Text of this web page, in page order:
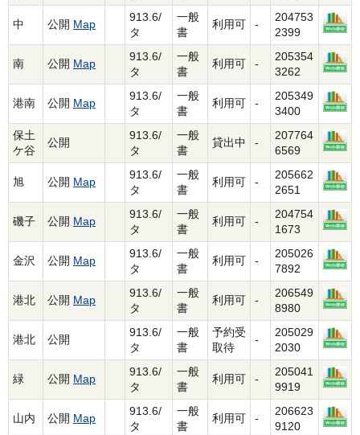
中 公開 Map
913.6/
タ
一般
書
利用可 -
204753
2399
南 公開 Map
913.6/
タ
一般
書
利用可 -
205354
3262
港南 公開 Map
913.6/
タ
一般
書
利用可 -
205349
3400
保土
ケ谷
公開
913.6/
タ
一般
書
貸出中 -
207764
6569
旭 公開 Map
913.6/
タ
一般
書
利用可 -
205662
2651
磯子 公開 Map
913.6/
タ
一般
書
利用可 -
204754
1673
金沢 公開 Map
913.6/
タ
一般
書
利用可 -
205026
7892
港北 公開 Map
913.6/
タ
一般
書
利用可 -
206549
8980
港北 公開
913.6/
タ
一般
書
予約受
取待
-
205029
2030
緑 公開 Map
913.6/
タ
一般
書
利用可 -
205041
9919
山内 公開 Map
913.6/
タ
一般
書
利用可 -
206623
9120